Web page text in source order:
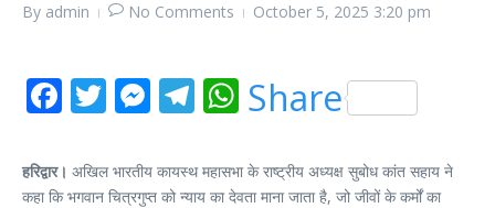
By admin No Comments October 5, 2025 3:20 pm
Facebook
Twitter
Messenger
Telegram
WhatsApp
Share
हरिद्वार। अखिल भारतीय कायस्थ महासभा के राष्ट्रीय अध्यक्ष सुबोध कांत सहाय ने
कहा कि भगवान चित्रगुप्त को न्याय का देवता माना जाता है, जो जीवों के कर्मों का